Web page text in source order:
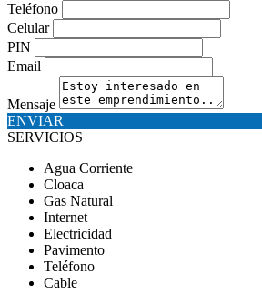
Teléfono
Celular
PIN
Email
Mensaje
ENVIAR
SERVICIOS
Agua Corriente
Cloaca
Gas Natural
Internet
Electricidad
Pavimento
Teléfono
Cable